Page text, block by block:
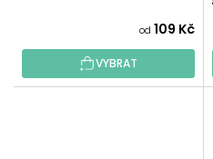
od 109 Kč
VYBRAT